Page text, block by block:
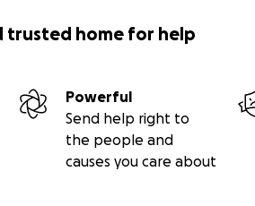
trusted home for help
Powerful
Send help right to
the people and
causes you care about